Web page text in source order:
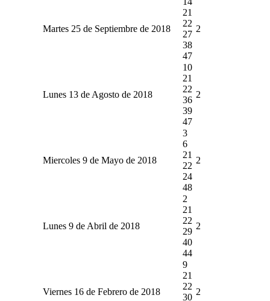
Martes 25 de Septiembre de 2018
21
22
27
38
47
2
Lunes 13 de Agosto de 2018
10
21
22
36
39
47
2
Miercoles 9 de Mayo de 2018
3
6
21
22
24
48
2
Lunes 9 de Abril de 2018
2
21
22
29
40
44
2
Viernes 16 de Febrero de 2018
9
21
22
30
2